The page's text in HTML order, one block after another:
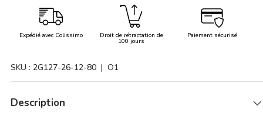
Expédié avec Colissimo Droit de rétractation de
100 jours
Paiement sécurisé
SKU : 2G127-26-12-80 | O1
Description